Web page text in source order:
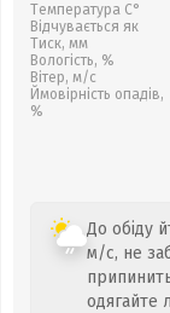
Температура С°
Відчувається як
Тиск, мм
Вологість, %
Вітер, м/с
Ймовірність опадів,
%
До обіду
м/с, не
одягайте